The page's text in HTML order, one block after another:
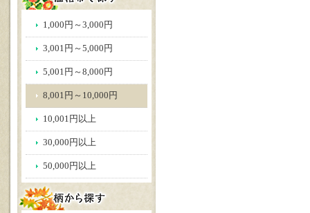
1,000円～3,000円
3,001円～5,000円
5,001円～8,000円
8,001円～10,000円
10,001円以上
30,000円以上
50,000円以上